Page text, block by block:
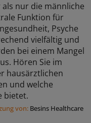
nur die männliche
Funktion für
Psyche
vielfältig und
bei einem Mangel
Hören Sie im
hausärztlichen
und welche
bietet.
von: Besins Healthcare